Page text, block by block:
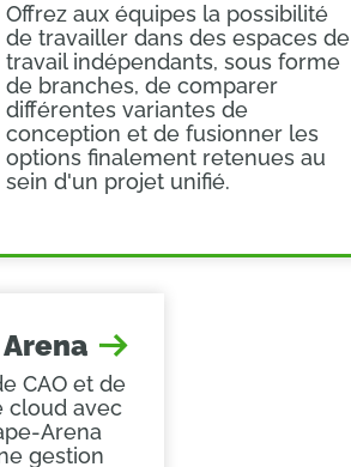
Offrez aux équipes la possibilité
de travailler dans des espaces de
travail indépendants, sous forme
de branches, de comparer
différentes variantes de
conception et de fusionner les
options finalement retenues au
sein d'un projet unifié.
CAO et de
cloud avec
Arena
gestion